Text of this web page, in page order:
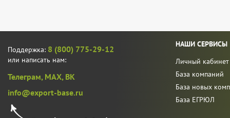
Поддержка: 8 (800) 775-29-12
или написать нам:
Телеграм, MAX, ВК
info@export-base.ru
НАШИ СЕРВИСЫ
Личный кабинет
База компаний
База новых
База ЕГРЮЛ